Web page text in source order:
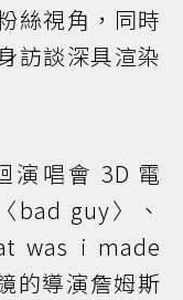
絲視角，同時
訪談深具渲染
演唱會 3D 電
bad guy〉、
was i made
的導演詹姆斯